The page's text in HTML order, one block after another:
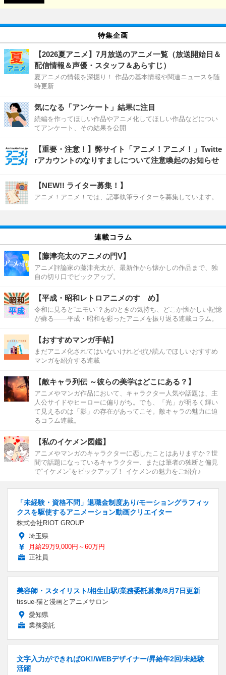
特集企画
【2026夏アニメ】7月放送のアニメ一覧（放送開始日＆
配信情報＆声優・スタッフ＆あらすじ）
夏アニメの情報を深掘り！ 作品の基本情報や関連ニュースを随
時更新
気になる「アンケート」結果に注目
続編を作ってほしい作品やアニメ化してほしい作品などについ
てアンケート、その結果を公開
【重要・注意！】弊サイト「アニメ！アニメ！」Twitte
rアカウントのなりすましについて注意喚起のお知らせ
【NEW!! ライター募集！】
アニメ！アニメ！では、記事執筆ライターを募集しています。
連載コラム
【藤津亮太のアニメの門V】
アニメ評論家の藤津亮太が、最新作から懐かしの作品まで、独
自の切り口でピックアップ。
【平成・昭和レトロアニメのすゝめ】
令和に見ると“エモい”？あのときの気持ち、どこか懐かしい記憶
が蘇る――平成・昭和を彩ったアニメを振り返る連載コラム。
【おすすめマンガ手帖】
まだアニメ化されてはいないけれどぜひ読んでほしいおすすめ
マンガを紹介する連載
【敵キャラ列伝 ～彼らの美学はどこにある？】
アニメやマンガ作品において、キャラクター人気や話題は、主
人公サイドやヒーローに偏りがち。でも、「光」が明るく輝い
て見えるのは「影」の存在があってこそ。敵キャラの魅力に迫
るコラム連載。
【私のイケメン図鑑】
アニメやマンガのキャラクターに恋したことはありますか？世
間で話題になっているキャラクター、または筆者の独断と偏見
で“イケメン”をピックアップ！ イケメンの魅力をご紹介♪
「未経験・資格不問」退職金制度あり/モーショングラフィッ
クスを駆使するアニメーション動画クリエイター
株式会社RIOT GROUP
埼玉県
月給29万9,000円～60万円
正社員
美容師・スタイリスト/相生山駅/業務委託募集/8月7日更新
tissue-猫と漫画とアニメサロン
愛知県
業務委託
文字入力ができればOK!/WEBデザイナー/昇給年2回/未経験
活躍